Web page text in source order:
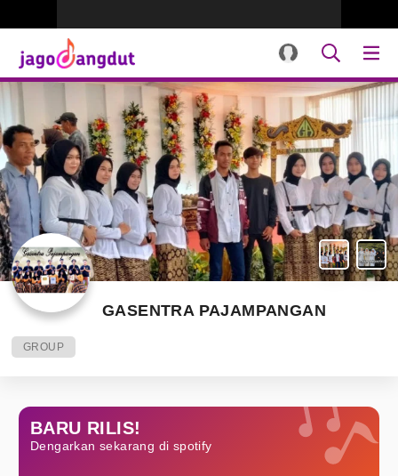
GASENTRA PAJAMPANGAN
GROUP
BARU RILIS!
Dengarkan sekarang di spotify